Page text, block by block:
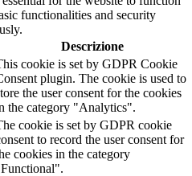
functionalities and security
Descrizione
cookie is set by GDPR Cookie
plugin. The cookie is used to
the user consent for the cookies
the category "Analytics".
cookie is set by GDPR cookie
to record the user consent for
cookies in the category